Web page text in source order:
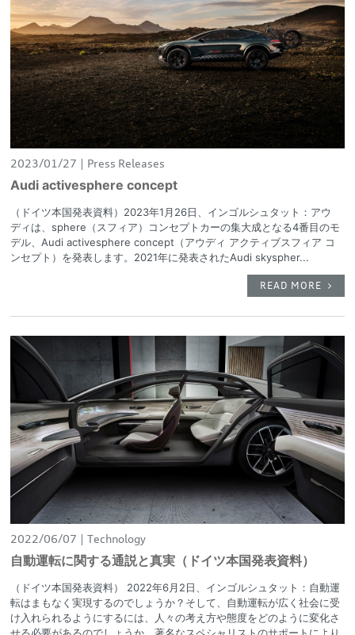
2023/01/27 Press Releases
Audi activesphere concept
（ドイツ本国発表資料）2023年1月26日、インゴルシュタット：アウ
ディは、sphere（スフィア）コンセプトカーの集大成となる4番目のモ
デル、Audi activesphere concept（アウディ アクティブスフィア コ
ンセプト）を発表します。2021年に発表されたAudi skyspher...
READ MORE
2022/06/07 Technology
自動運転に関する通説と真実（ドイツ本国発表資料）
（ドイツ本国発表資料） 2022年6月2日、インゴルシュタット：自動運
転はまもなく実現するのでしょうか？そして、自動運転が広く社会に受
け入れられるようにするには、人々の考え方や態度をどのように変化さ